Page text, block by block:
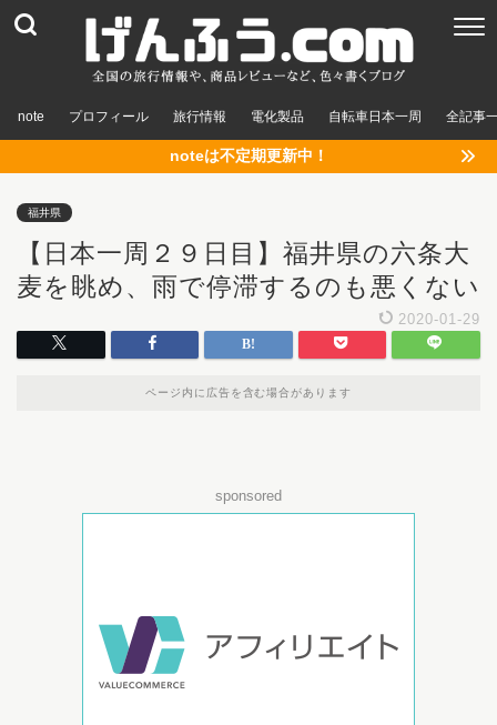
note プロフィール 旅行情報 電化製品 自転車日本一周 全記事
noteは不定期更新中！
福井県
【日本一周２９日目】福井県の六条大
麦を眺め、雨で停滞するのも悪くない
2020-01-29
ページ内に広告を含む場合があります
sponsored